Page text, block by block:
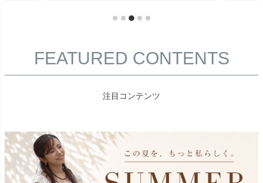
FEATURED CONTENTS
注目コンテンツ